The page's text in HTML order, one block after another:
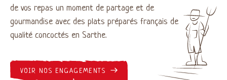
de vos repas un moment de partage et de
gourmandise avec des plats préparés français de
qualité concoctés en Sarthe.
VOIR NOS ENGAGEMENTS